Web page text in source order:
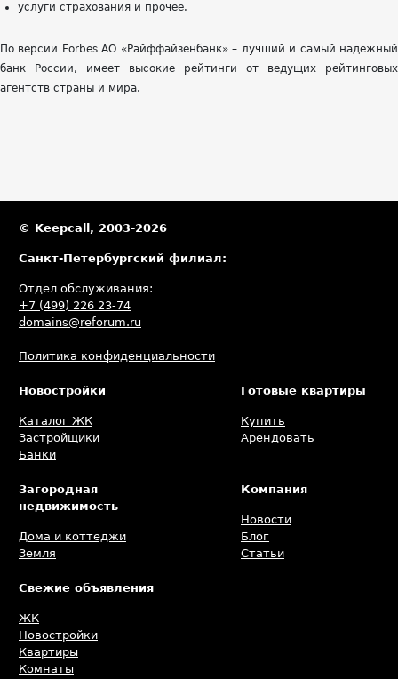
услуги страхования и прочее.
По версии Forbes АО «Райффайзенбанк» – лучший и самый надежный
банк России, имеет высокие рейтинги от ведущих рейтинговых
агентств страны и мира.
© Keepcall, 2003-2026
Санкт-Петербургский филиал:
Отдел обслуживания:
+7 (499) 226 23-74
domains@reforum.ru
Политика конфиденциальности
Новостройки
Каталог ЖК
Застройщики
Банки
Готовые квартиры
Купить
Арендовать
Загородная
недвижимость
Дома и коттеджи
Земля
Компания
Новости
Блог
Статьи
Свежие объявления
ЖК
Новостройки
Квартиры
Комнаты